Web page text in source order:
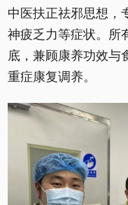
中医扶正祛邪思想，
神疲乏力等症状。所
底，兼顾康养功效与
重症康复调养。